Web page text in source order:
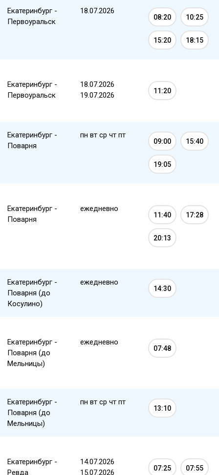
Екатеринбург -
Первоуральск
18.07.2026
08:20 10:25
15:20 18:15
Екатеринбург -
Первоуральск
18.07.2026
19.07.2026
11:20
Екатеринбург -
Поварня
пн вт ср чт пт
09:00 15:40
19:05
Екатеринбург -
Поварня
ежедневно
11:40 17:28
20:13
Екатеринбург -
Поварня (до
Косулино)
ежедневно
14:30
Екатеринбург -
Поварня (до
Мельницы)
ежедневно
07:48
Екатеринбург -
Поварня (до
Мельницы)
пн вт ср чт пт
13:10
Екатеринбург -
Ревда
14.07.2026
15.07.2026
07:25 07:55